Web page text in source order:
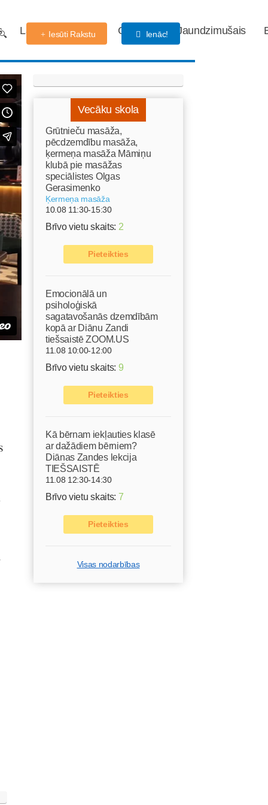
Labdarības fonds Gaidības Jaundzimušais
Iesūti Rakstu Ienāc!
Vecāku skola
Grūtnieču masāža,
pēcdzemdību masāža,
ķermeņa masāža Māmiņu
klubā pie masāžas
speciālistes Olgas
Gerasimenko
Ķermeņa masāža
10.08 11:30-15:30
Brīvo vietu skaits: 2
Pieteikties
Emocionālā un
psiholoģiskā
sagatavošanās dzemdībām
kopā ar Diānu Zandi
tiešsaistē ZOOM.US
11.08 10:00-12:00
Brīvo vietu skaits: 9
Pieteikties
Kā bērnam iekļauties klasē
ar dažādiem bērniem?
Diānas Zandes lekcija
TIEŠSAISTĒ
11.08 12:30-14:30
Brīvo vietu skaits: 7
Pieteikties
Visas nodarbības